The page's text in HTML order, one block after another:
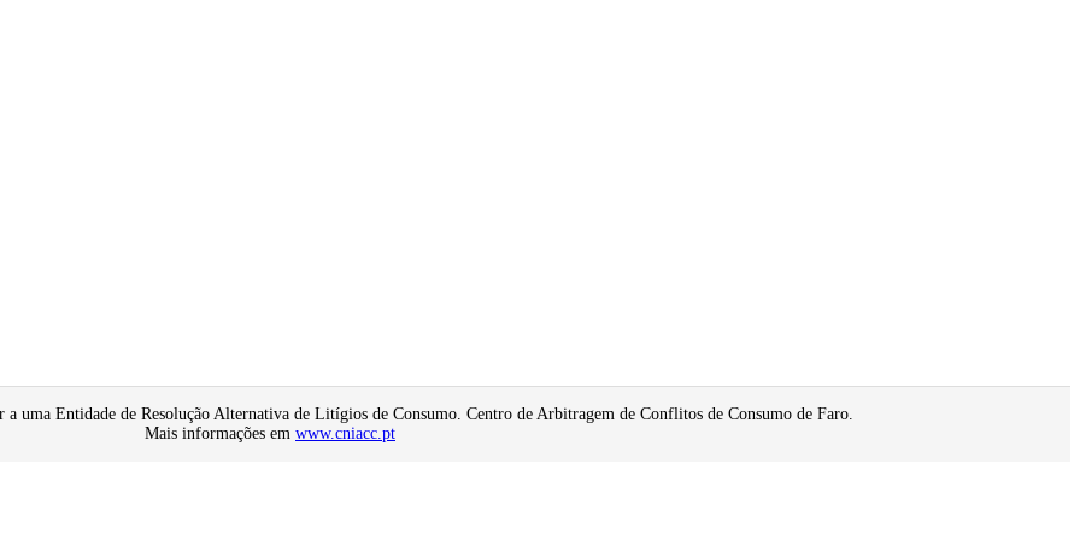
uma Entidade de Resolução Alternativa de Litígios de Consumo. Centro de Arbitragem de Conflitos de Consumo de Faro.
Mais informações em www.cniacc.pt